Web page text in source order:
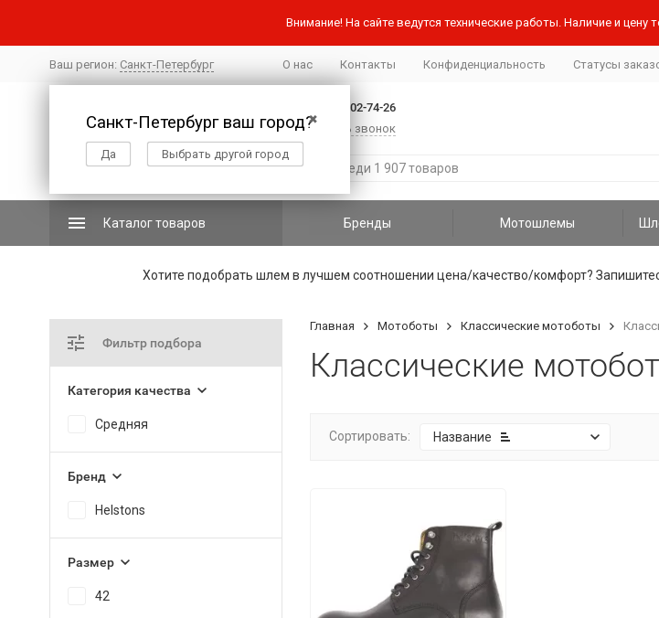
Внимание! На сайте ведутся технические работы. Наличие и цену
Ваш регион: Санкт-Петербург
✖
Санкт-Петербург ваш город?
Да Выбрать другой город
О нас Контакты Конфиденциальность Статусы
+7 (812) 502-74-26
Заказать звонок
Каталог товаров Бренды Мотошлемы
Хотите подобрать шлем в лучшем соотношении цена/качество/комфорт?
Главная Мотоботы Классические мотоботы
Классические
Сортировать: Название
Фильтр подбора
Категория качества
Средняя
Бренд
Helstons
Размер
42